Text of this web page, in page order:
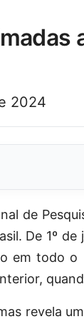
2024
de
De 1º
em todo o
revela